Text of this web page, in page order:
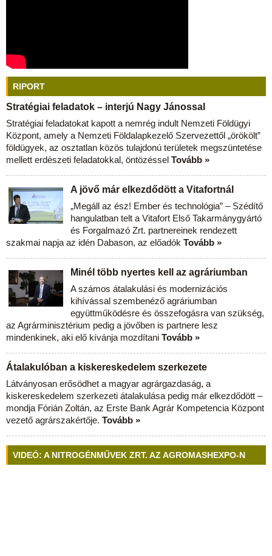
RIPORT
Stratégiai feladatok – interjú Nagy Jánossal
Stratégiai feladatokat kapott a nemrég indult Nemzeti Földügyi
Központ, amely a Nemzeti Földalapkezelő Szervezettől „örökölt”
földügyek, az osztatlan közös tulajdonú területek megszüntetése
mellett erdészeti feladatokkal, öntözéssel Tovább »
A jövő már elkezdődött a Vitafortnál
„Megáll az ész! Ember és technológia” – Szédítő
hangulatban telt a Vitafort Első Takarmánygyártó
és Forgalmazó Zrt. partnereinek rendezett
szakmai napja az idén Dabason, az előadók Tovább »
Minél több nyertes kell az agráriumban
A számos átalakulási és modernizációs
kihívással szembenéző agráriumban
együttműködésre és összefogásra van szükség,
az Agrárminisztérium pedig a jövőben is partnere lesz
mindenkinek, aki elő kívánja mozdítani Tovább »
Átalakulóban a kiskereskedelem szerkezete
Látványosan erősödhet a magyar agrárgazdaság, a
kiskereskedelem szerkezeti átalakulása pedig már elkezdődött –
mondja Fórián Zoltán, az Erste Bank Agrár Kompetencia Központ
vezető agrárszakértője. Tovább »
VIDEÓ: A NITROGÉNMŰVEK ZRT. AZ AGROMASHEXPO-N